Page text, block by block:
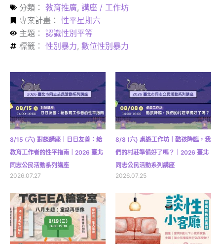
分類： 教育推廣, 講座 / 工作坊
專案計畫： 性平星期六
主題： 認識性別平等
標籤： 性別暴力, 數位性別暴力
8/15 (六) 對談講座｜日日友善：給
教育工作者的性平指南｜2026 臺北
同志公民活動系列講座
2026.07.27
8/8 (六) 桌遊工作坊｜酷孩降臨，我
們的村莊準備好了嗎？｜2026 臺北
同志公民活動系列講座
2026.07.25